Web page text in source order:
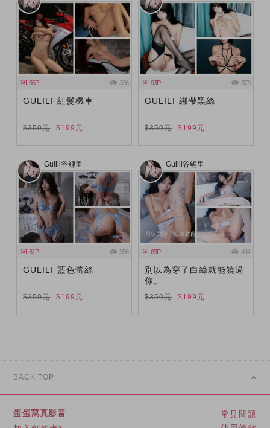
56P 336
GULILI·紅髮機車
$350元 $199元
93P 373
GULILI·綁帶黑絲
$350元 $199元
Gulili谷鲤里
61P 356
GULILI·藍色蕾絲
$350元 $199元
Gulili谷鲤里
63P 494
別以為穿了白絲就能饒過
你。
$350元 $199元
BACK TOP
蛋蛋寫真影音
常見問題